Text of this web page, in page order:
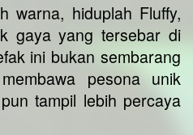
warna, hiduplah Fluffy,
gaya yang tersebar di
ini bukan sembarang
pesona unik
tampil lebih percaya